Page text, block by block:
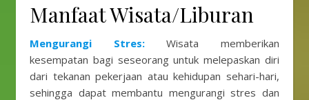
Manfaat Wisata/Liburan
Mengurangi Stres:Wisata memberikan
kesempatan bagi seseorang untuk melepaskan diri
dari tekanan pekerjaan atau kehidupan sehari-hari,
sehingga dapat membantu mengurangi stres dan